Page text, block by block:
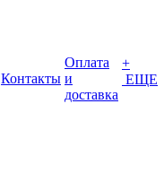
Контакты
Оплата
и
доставка
+
ЕЩЕ